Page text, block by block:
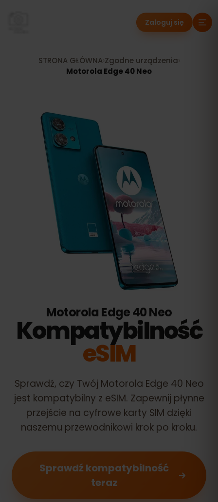
Zaloguj się
STRONA GŁÓWNA› Zgodne urządzenia
Motorola Edge 40 Neo
Motorola Edge 40 Neo
Kompatybilność
eSIM
Sprawdź, czy Twój Motorola Edge 40 Neo
jest kompatybilny z eSIM. Zapewnij płynne
przejście na cyfrowe karty SIM dzięki
naszemu przewodnikowi krok po kroku.
Sprawdź kompatybilność
teraz